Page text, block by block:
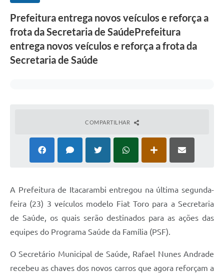
Prefeitura entrega novos veículos e reforça a
frota da Secretaria de SaúdePrefeitura
entrega novos veículos e reforça a frota da
Secretaria de Saúde
COMPARTILHAR
A Prefeitura de Itacarambi entregou na última segunda-
feira (23) 3 veículos modelo Fiat Toro para a Secretaria
de Saúde, os quais serão destinados para as ações das
equipes do Programa Saúde da Família (PSF).
O Secretário Municipal de Saúde, Rafael Nunes Andrade
recebeu as chaves dos novos carros que agora reforçam a